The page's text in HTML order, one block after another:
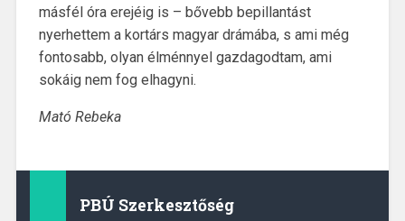
másfél óra erejéig is – bővebb bepillantást
nyerhettem a kortárs magyar drámába, s ami még
fontosabb, olyan élménnyel gazdagodtam, ami
sokáig nem fog elhagyni.
Mató Rebeka
PBÚ Szerkesztőség